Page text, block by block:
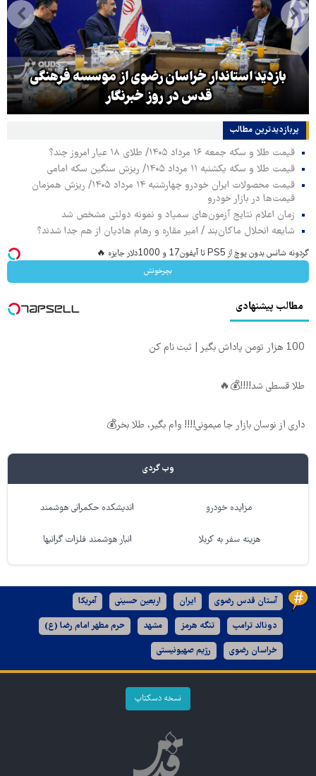
بازدید استاندار خراسان رضوی از موسسه فرهنگی
قدس در روز خبرنگار
پربازدیدترین‌ مطالب
قیمت طلا و سکه جمعه ۱۶ مرداد ۱۴۰۵/ طلای ۱۸ عیار امروز چند؟
قیمت طلا و سکه یکشنبه ۱۱ مرداد ۱۴۰۵/ ریزش سنگین سکه امامی
قیمت محصولات ایران خودرو چهارشنبه ۱۴ مرداد ۱۴۰۵/ ریزش همزمان
قیمت‌ها در بازار خودرو
زمان اعلام نتایج آزمون‌های سمپاد و نمونه دولتی مشخص شد
شایعه انحلال ماکان‌بند / امیر مقاره و رهام هادیان از هم جدا شدند؟
گردونه شانس بدون پوچ از PS5 تا آیفون17 و 1000دلار جایزه 🔥
بچرخونش
مطالب پیشنهادی
100 هزار تومن پاداش بگیر | ثبت نام کن
طلا قسطی شد!!!!💰🔥
داری از نوسان بازار جا میمونی!!!! وام بگیر، طلا بخر💰
وب گردی
مزایده خودرو اندیشکده حکمرانی هوشمند
هزینه سفر به کربلا انبار هوشمند فلزات گرانبها
آستان قدس رضوی ایران اربعین حسینی آمریکا
دونالد ترامپ تنگه هرمز مشهد حرم مطهر امام رضا (ع)
خراسان رضوی رژیم صهیونیستی
نسخه دسکتاپ